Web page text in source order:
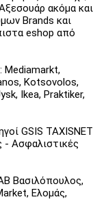
ακόμα και
Brands και
eshop από
Mediamarkt,
Kotsovolos,
Ikea, Praktiker,
GSIS TAXISNET
Ασφαλιστικές
Βασιλόπουλος,
Ελομάς,